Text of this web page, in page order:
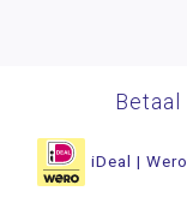
Betaal
iDeal | Wero